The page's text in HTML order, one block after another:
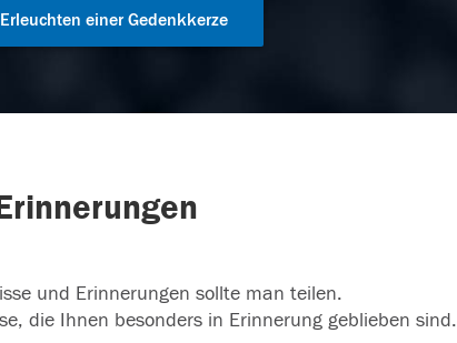
Erleuchten einer Gedenkkerze
und Erinnerungen sollte man teilen.
die Ihnen besonders in Erinnerung geblieben sind.